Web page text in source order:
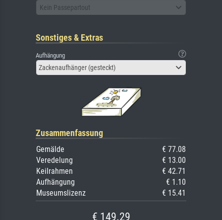
Kein Passepartout
Sonstiges & Extras
Aufhängung
Zackenaufhänger (gesteckt)
Zusammenfassung
Gemälde
€ 77.08
Veredelung
€ 13.00
Keilrahmen
€ 42.71
Aufhängung
€ 1.10
Museumslizenz
€ 15.41
€ 149.29